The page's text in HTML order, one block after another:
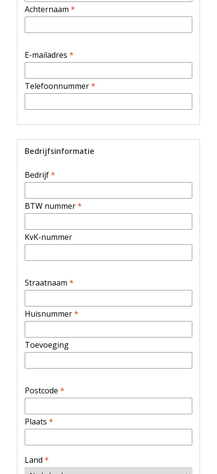
Achternaam *
E-mailadres *
Telefoonnummer*
Bedrijfsinformatie
Bedrijf*
BTW nummer*
KvK-nummer
Straatnaam *
Huisnummer*
Toevoeging
Postcode *
Plaats *
Land *